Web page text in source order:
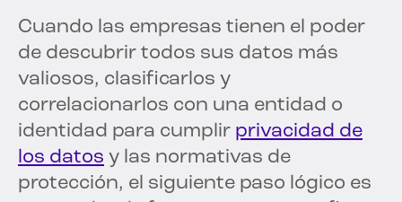
Cuando las empresas tienen el poder
de descubrir todos sus datos más
valiosos, clasificarlos y
correlacionarlos con una entidad o
identidad para cumplir privacidad de
los datos y las normativas de
protección, el siguiente paso lógico es